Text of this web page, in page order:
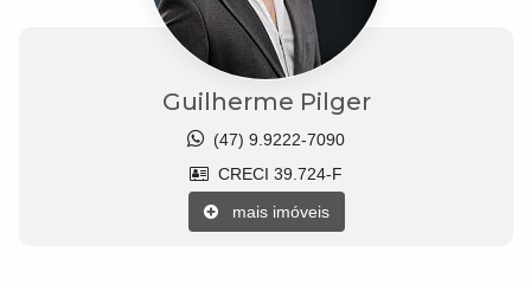
Guilherme Pilger
(47) 9.9222-7090
CRECI 39.724-F
mais imóveis